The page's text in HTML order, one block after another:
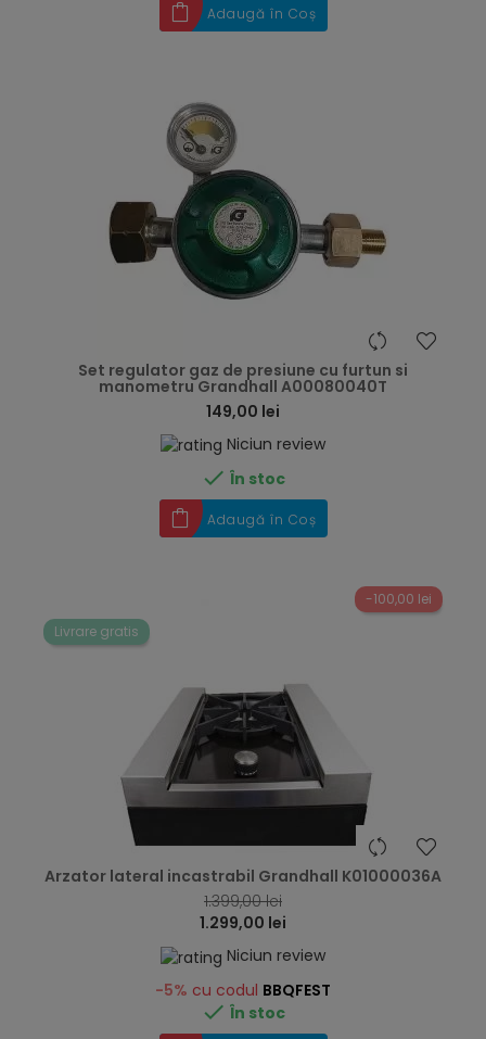
Adaugă în Coș
Set regulator gaz de presiune cu furtun si
manometru Grandhall A00080040T
149,00 lei
Niciun review
 În stoc
Adaugă în Coș
-100,00 lei
Livrare gratis
Arzator lateral incastrabil Grandhall K01000036A
1.399,00 lei
1.299,00 lei
Niciun review
-5% cu codul BBQFEST
 În stoc